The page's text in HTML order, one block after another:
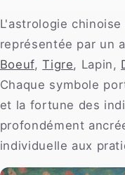
L'astrologie
représentée par un
Boeuf,Tigre, Lapin,
Chaque symbole
et la fortune des
profondément
individuelle aux